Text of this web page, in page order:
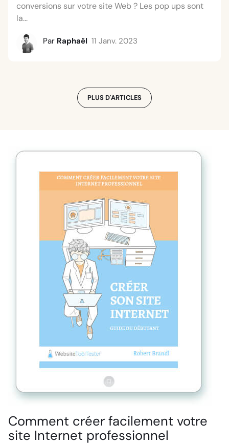
conversions sur votre site Web ? Les pop ups sont
la...
Par Raphaël 11 Janv. 2023
PLUS D'ARTICLES
Comment créer facilement votre
site Internet professionnel